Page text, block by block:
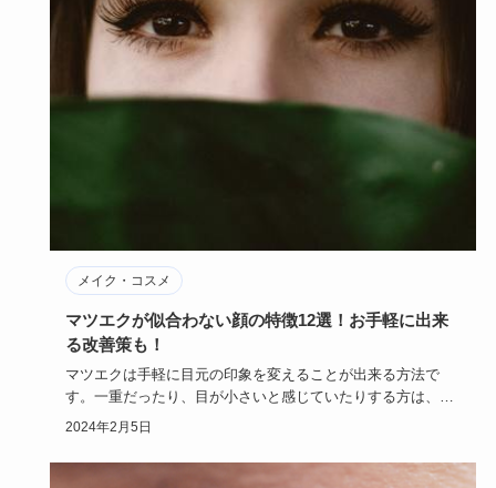
メイク・コスメ
マツエクが似合わない顔の特徴12選！お手軽に出来
る改善策も！
マツエクは手軽に目元の印象を変えることが出来る方法で
す。一重だったり、目が小さいと感じていたりする方は、マ
ツエクで目元の印…
2024年2月5日